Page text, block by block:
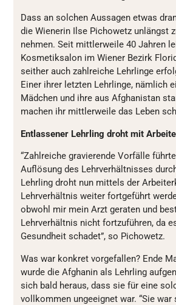
Dass an solchen Aussagen etwas
die Wienerin Ilse Pichowetz unlängst
nehmen. Seit mittlerweile 40 Jahren
Kosmetiksalon im Wiener Bezirk
seither auch zahlreiche Lehrlinge
Einer ihrer letzten Lehrlinge, nämlich
Mädchen und ihre aus Afghanistan
machen ihr mittlerweile das Leben
Entlassener Lehrling droht mit
“Zahlreiche gravierende Vorfälle
Auflösung des Lehrverhältnisses
Lehrling droht nun mittels der
Lehrverhältnis weiter fortgeführt
obwohl mir mein Arzt geraten und
Lehrverhältnis nicht fortzuführen, da
Gesundheit schadet”, so Pichowetz.
Was war konkret vorgefallen? Ende
wurde die Afghanin als Lehrling
sich bald heraus, dass sie für eine
vollkommen ungeeignet war. “Sie war